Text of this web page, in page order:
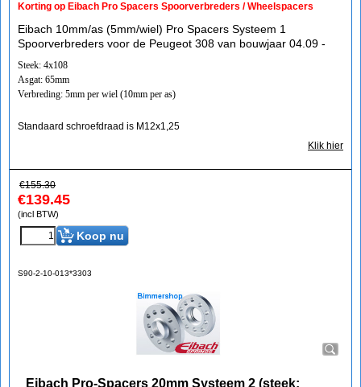
Korting op Eibach Pro Spacers Spoorverbreders / Wheelspacers
Eibach 10mm/as (5mm/wiel) Pro Spacers Systeem 1
Spoorverbreders voor de Peugeot 308 van bouwjaar 04.09 -
Steek: 4x108
Asgat: 65mm
Verbreding: 5mm per wiel (10mm per as)
Standaard schroefdraad is M12x1,25
Klik hier
€155.30
€139.45
(incl BTW)
Koop nu
S90-2-10-013*3303
Eibach Pro-Spacers 20mm Systeem 2 (steek: